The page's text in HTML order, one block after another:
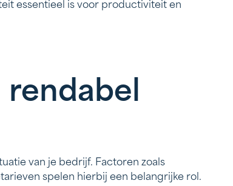
essentieel is voor productiviteit en
van je bedrijf. Factoren zoals
spelen hierbij een belangrijke rol.